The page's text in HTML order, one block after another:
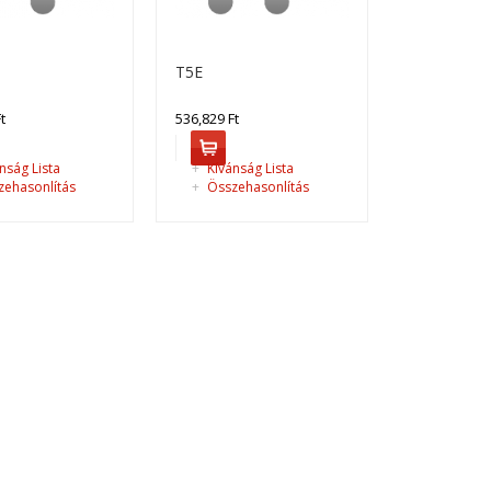
Kosárba
Lista
T5E
536,829 Ft
+ Kívánság Lista
+ Összehasonlítás